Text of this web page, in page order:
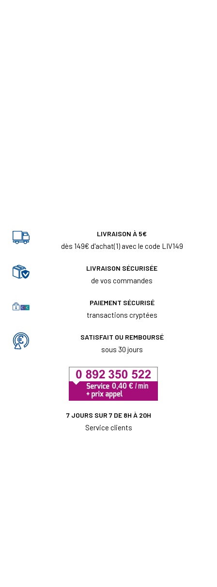
LIVRAISON À 5€
dès 149€ d'achat(1) avec le code LIV149
LIVRAISON SÉCURISÉE
de vos commandes
PAIEMENT SÉCURISÉ
transactions cryptées
SATISFAIT OU REMBOURSÉ
sous 30 jours
7 JOURS SUR 7 DE 8H À 20H
Service clients